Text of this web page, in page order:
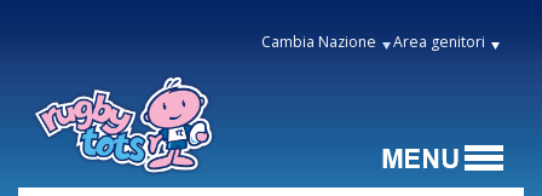
Cambia Nazione Area genitori